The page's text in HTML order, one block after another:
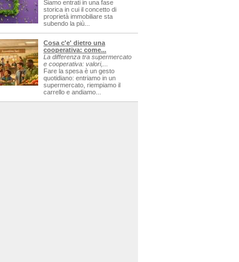
Siamo entrati in una fase
storica in cui il concetto di
proprietà immobiliare sta
subendo la più...
Cosa c'e' dietro una
cooperativa: come...
La differenza tra supermercato
e cooperativa: valori,...
Fare la spesa è un gesto
quotidiano: entriamo in un
supermercato, riempiamo il
carrello e andiamo...